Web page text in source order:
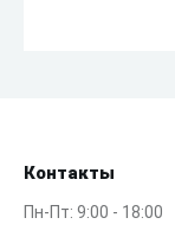
Контакты
Пн-Пт: 9:00 - 18:00